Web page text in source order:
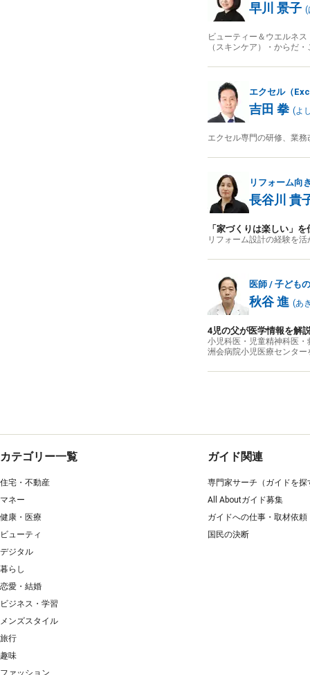
早川 景子 (
ビューティー＆ウエルネ
（スキンケア）・からだ
エクセル（
吉田 拳 (よ
エクセル専門の研修、業
リフォーム向
長谷川 貴
「家づくりは楽しい」
リフォーム設計の経験を
医師 / 子ども
秋谷 進 (あ
4児の父が医学情報を解
小児科医・児童精神科医
洲会病院小児医療センタ
カテゴリー一覧
住宅・不動産
マネー
健康・医療
ビューティ
デジタル
暮らし
恋愛・結婚
ビジネス・学習
メンズスタイル
旅行
趣味
ファッション
ガイド関連
専門家サーチ（ガイドを探
All Aboutガイド募集
ガイドへの仕事・取材依頼
国民の決断